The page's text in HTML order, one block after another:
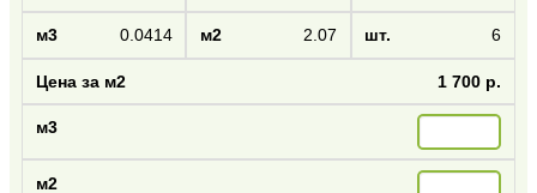
0.0414 2.07 6
1 700 р.